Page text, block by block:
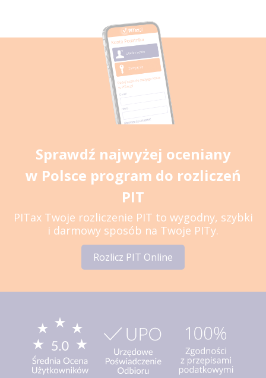
Sprawdź najwyżej oceniany
w Polsce program do rozliczeń
PIT
PITax Twoje rozliczenie PIT to wygodny, szybki
i darmowy sposób na Twoje PITy.
Rozlicz PIT Online